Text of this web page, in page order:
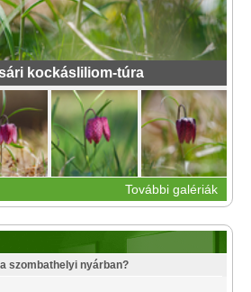
kockásliliom-túra
További galériák
szombathelyi nyárban?